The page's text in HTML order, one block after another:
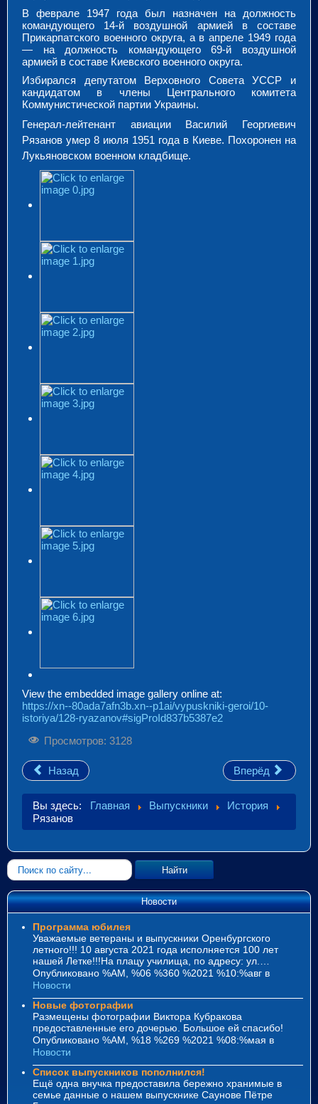
В феврале 1947 года был назначен на должность
командующего 14-й воздушной армией в составе
Прикарпатского военного округа, а в апреле 1949 года
— на должность командующего 69-й воздушной
армией в составе Киевского военного округа.
Избирался депутатом Верховного Совета УССР и
кандидатом в члены Центрального комитета
Коммунистической партии Украины.
Генерал-лейтенант авиации Василий Георгиевич
Рязанов умер 8 июля 1951 года в Киеве. Похоронен на
Лукьяновском военном кладбище.
View the embedded image gallery online at:
https://xn--80ada7afn3b.xn--p1ai/vypuskniki-geroi/10-
istoriya/128-ryazanov#sigProId837b5387e2
Просмотров: 3128
Назад Вперёд
Вы здесь: Главная Выпускники
История
Рязанов
Искать... Найти
Новости
Программа юбилея
Уважаемые ветераны и выпускники Оренбургского
летного!!! 10 августа 2021 года исполняется 100 лет
нашей Летке!!!На плацу училища, по адресу: ул.…
Опубликовано %AM, %06 %360 %2021 %10:%авг в
Новости
Новые фотографии
Размещены фотографии Виктора Кубракова
предоставленные его дочерью. Большое ей спасибо!
Опубликовано %AM, %18 %269 %2021 %08:%мая в
Новости
Список выпускников пополнился!
Ещё одна внучка предоставила бережно хранимые в
семье данные о нашем выпускнике Саунове Пётре